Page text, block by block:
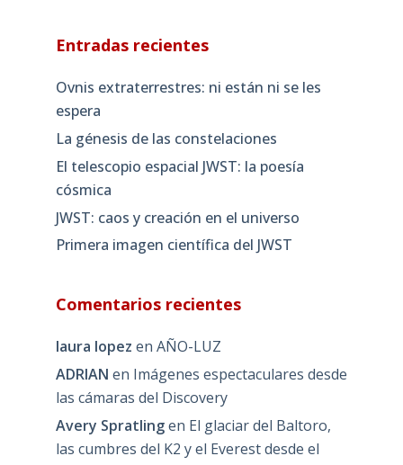
Entradas recientes
Ovnis extraterrestres: ni están ni se les
espera
La génesis de las constelaciones
El telescopio espacial JWST: la poesía
cósmica
JWST: caos y creación en el universo
Primera imagen científica del JWST
Comentarios recientes
laura lopez en AÑO-LUZ
ADRIAN en Imágenes espectaculares desde
las cámaras del Discovery
Avery Spratlingen El glaciar del Baltoro,
las cumbres del K2 y el Everest desde el